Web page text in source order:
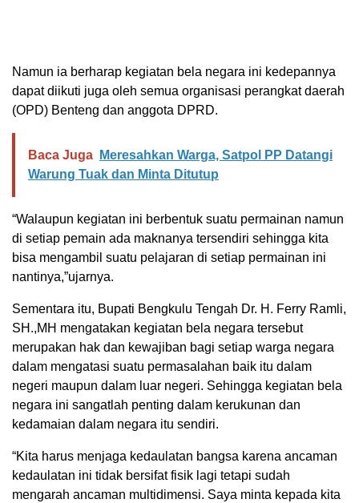
Namun ia berharap kegiatan bela negara ini kedepannya
dapat diikuti juga oleh semua organisasi perangkat daerah
(OPD) Benteng dan anggota DPRD.
Baca Juga
Meresahkan Warga, Satpol PP Datangi
Warung Tuak dan Minta Ditutup
“Walaupun kegiatan ini berbentuk suatu permainan namun
di setiap pemain ada maknanya tersendiri sehingga kita
bisa mengambil suatu pelajaran di setiap permainan ini
nantinya,”ujarnya.
Sementara itu, Bupati Bengkulu Tengah Dr. H. Ferry Ramli,
SH.,MH mengatakan kegiatan bela negara tersebut
merupakan hak dan kewajiban bagi setiap warga negara
dalam mengatasi suatu permasalahan baik itu dalam
negeri maupun dalam luar negeri. Sehingga kegiatan bela
negara ini sangatlah penting dalam kerukunan dan
kedamaian dalam negara itu sendiri.
“Kita harus menjaga kedaulatan bangsa karena ancaman
kedaulatan ini tidak bersifat fisik lagi tetapi sudah
mengarah ancaman multidimensi. Saya minta kepada kita